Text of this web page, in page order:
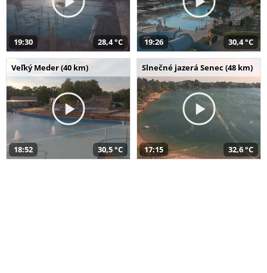
19:30 28,4 °C 19:26 30,4 °C
Veľký Meder (40 km)
18:52 30,5 °C
Slnečné jazerá Senec (48 km)
17:15 32,6 °C